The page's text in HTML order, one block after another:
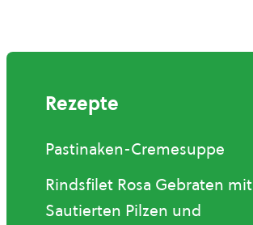
Rezepte
Pastinaken-Cremesuppe
Rindsfilet Rosa Gebraten mit
Sautierten Pilzen und